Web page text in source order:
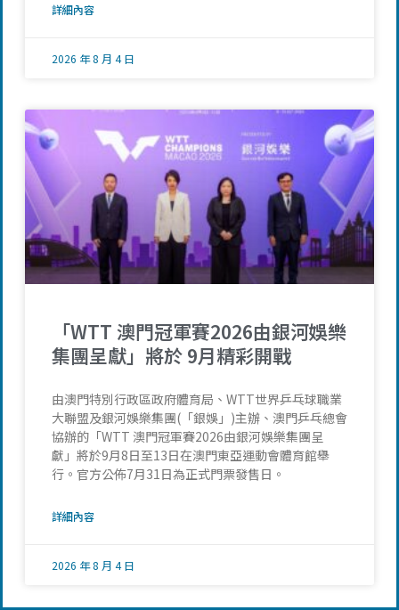
詳細內容
2026 年 8 月 4 日
「WTT 澳門冠軍賽2026由銀河娛樂
集團呈獻」將於 9月精彩開戰
由澳門特別行政區政府體育局、WTT世界乒乓球職業
大聯盟及銀河娛樂集團(「銀娛」)主辦、澳門乒乓總會
協辦的「WTT 澳門冠軍賽2026由銀河娛樂集團呈
獻」將於9月8日至13日在澳門東亞運動會體育館舉
行。官方公佈7月31日為正式門票發售日。
詳細內容
2026 年 8 月 4 日